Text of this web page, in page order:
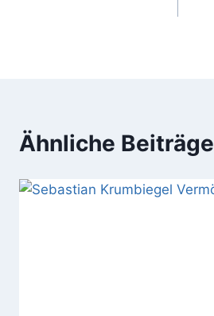
Ähnliche Beiträge